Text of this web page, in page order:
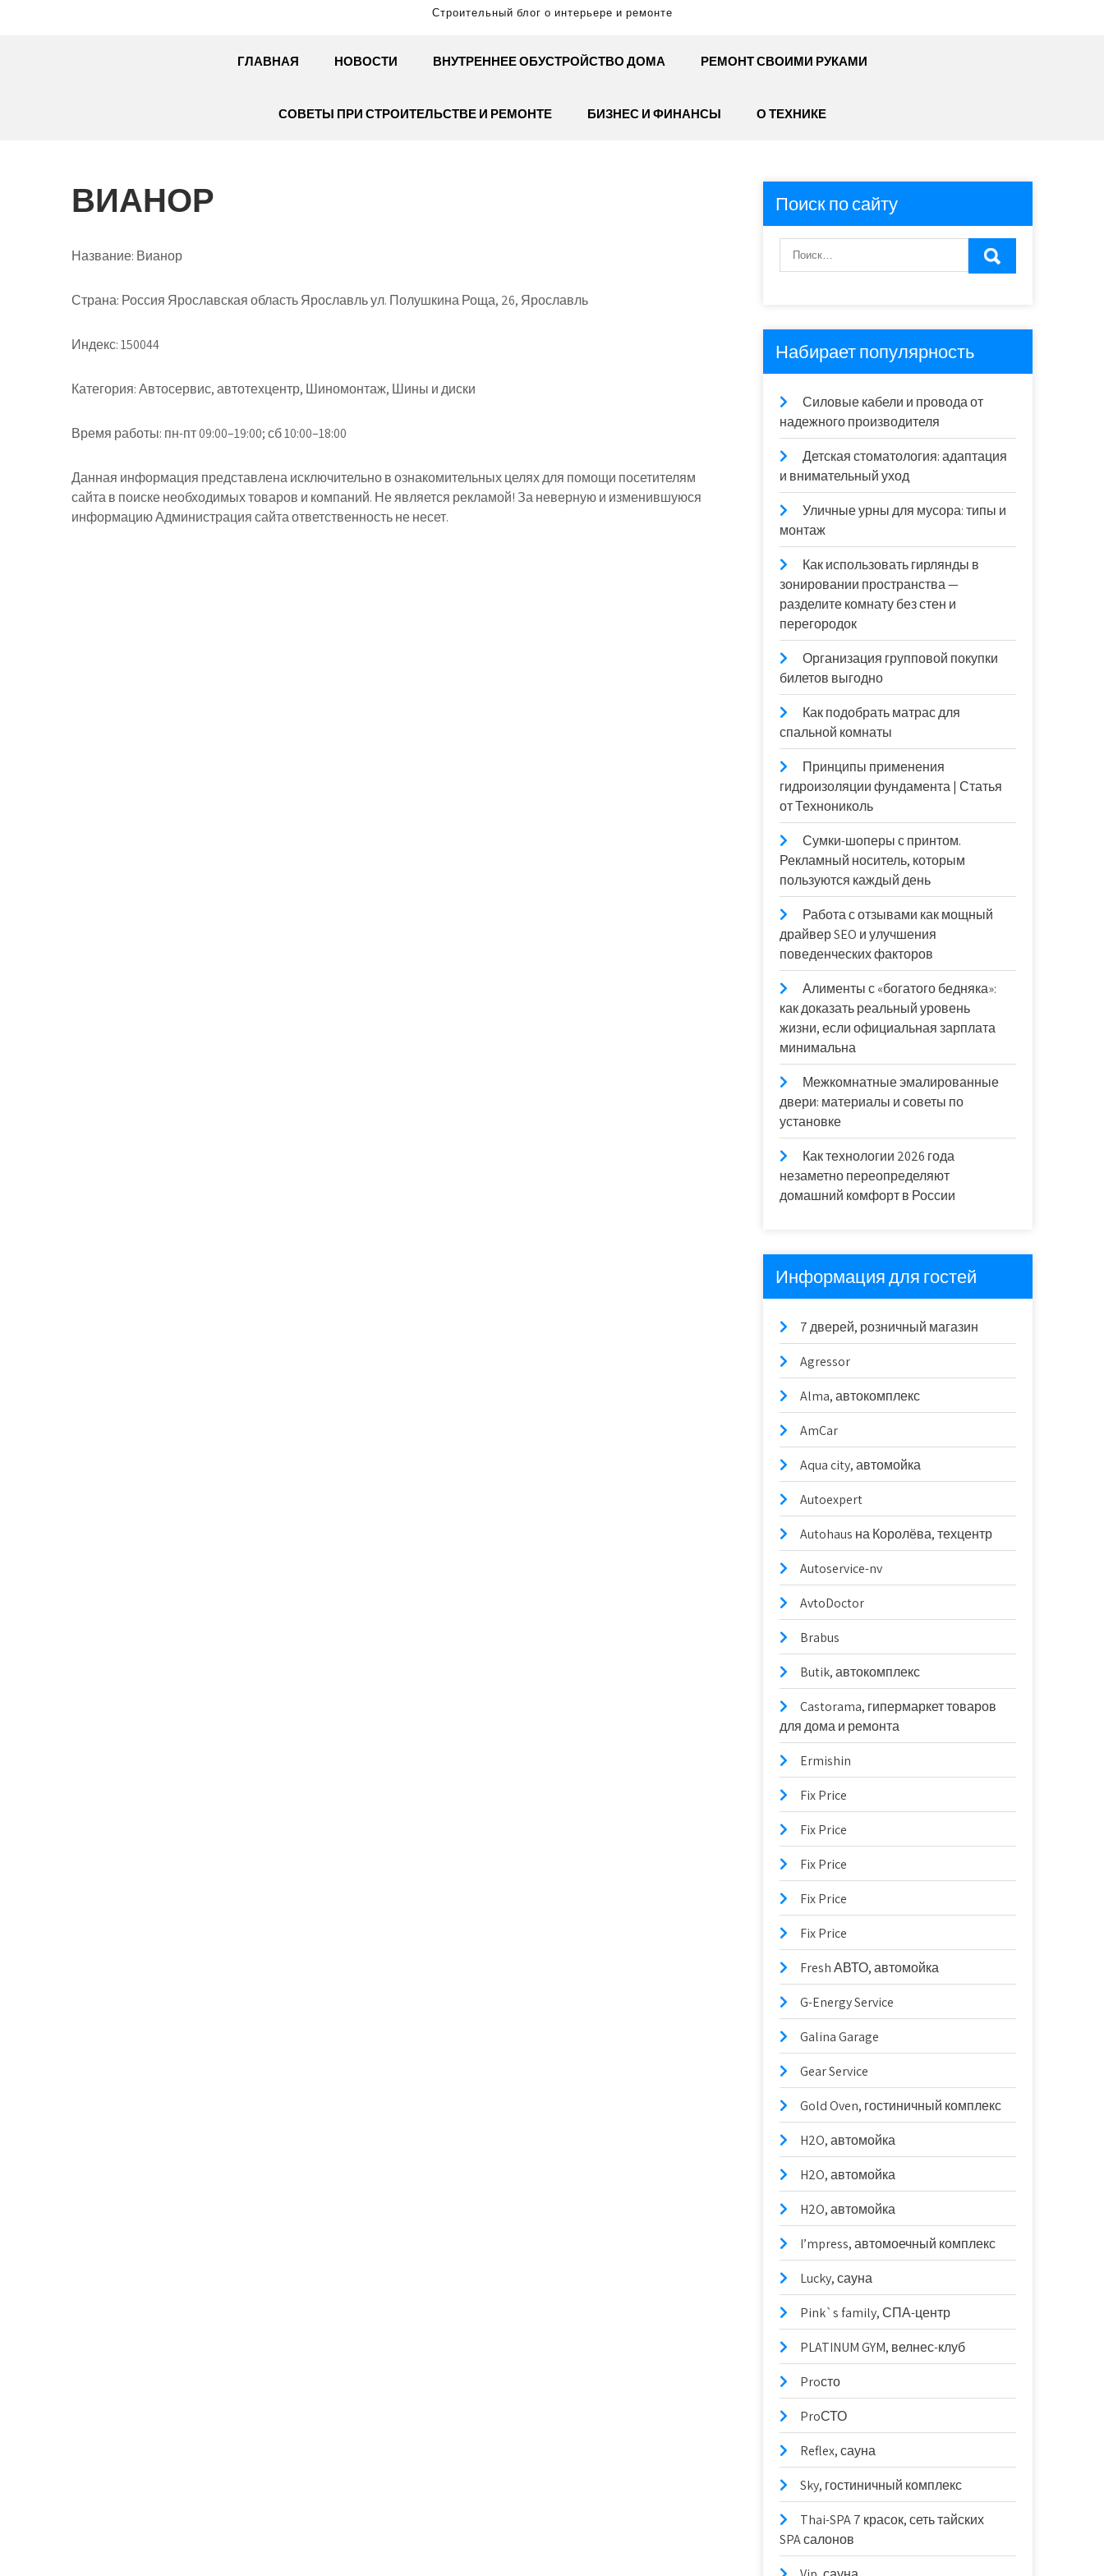
Строительный блог о интерьере и ремонте
ГЛАВНАЯ НОВОСТИ ВНУТРЕННЕЕ ОБУСТРОЙСТВО ДОМА РЕМОНТ СВОИМИ РУКАМИ
СОВЕТЫ ПРИ СТРОИТЕЛЬСТВЕ И РЕМОНТЕ БИЗНЕС И ФИНАНСЫ О ТЕХНИКЕ
ВИАНОР
Название: Вианор
Страна: Россия Ярославская область Ярославль ул. Полушкина Роща, 26, Ярославль
Индекс:150044
Категория:Автосервис, автотехцентр, Шиномонтаж, Шины и диски
Время работы: пн-пт 09:00–19:00; сб 10:00–18:00
Данная информация представлена исключительно в ознакомительных целях для помощи посетителям
сайта в поиске необходимых товаров и компаний. Не является рекламой! За неверную и изменившуюся
информацию Администрация сайта ответственность не несет.
Поиск по сайту
Набирает популярность
Силовые кабели и провода от
надежного производителя
Детская стоматология: адаптация
и внимательный уход
Уличные урны для мусора: типы и
монтаж
Как использовать гирлянды в
зонировании пространства —
разделите комнату без стен и
перегородок
Организация групповой покупки
билетов выгодно
Как подобрать матрас для
спальной комнаты
Принципы применения
гидроизоляции фундамента | Статья
от Технониколь
Сумки-шоперы с принтом.
Рекламный носитель, которым
пользуются каждый день
Работа с отзывами как мощный
драйвер SEO и улучшения
поведенческих факторов
Алименты с «богатого бедняка»:
как доказать реальный уровень
жизни, если официальная зарплата
минимальна
Межкомнатные эмалированные
двери: материалы и советы по
установке
Как технологии 2026 года
незаметно переопределяют
домашний комфорт в России
Информация для гостей
7 дверей, розничный магазин
Agressor
Alma, автокомплекс
AmCar
Aqua city, автомойка
Autoexpert
Autohaus на Королёва, техцентр
Autoservice-nv
AvtoDoctor
Brabus
Butik, автокомплекс
Castorama, гипермаркет товаров
для дома и ремонта
Ermishin
Fix Price
Fix Price
Fix Price
Fix Price
Fix Price
Fresh АВТО, автомойка
G-Energy Service
Galina Garage
Gear Service
Gold Oven, гостиничный комплекс
H2O, автомойка
H2O, автомойка
H2O, автомойка
I’mpress, автомоечный комплекс
Lucky, сауна
Pink`s family, СПА-центр
PLATINUM GYM, велнес-клуб
Proсто
ProСТО
Reflex, сауна
Sky, гостиничный комплекс
Thai-SPA 7 красок, сеть тайских
SPA салонов